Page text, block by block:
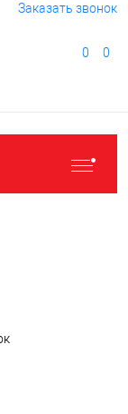
Заказать звонок
0 0